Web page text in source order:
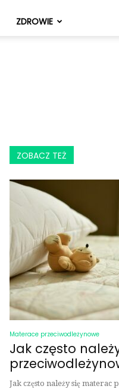
ZDROWIE
ZOBACZ TEŻ
Materace przeciwodleżynowe
Jak często
Jak często należy się